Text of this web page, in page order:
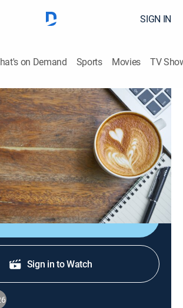
SIGN IN
on Demand Sports Movies TV
| Sabor de mañana
Community, Entertainment, Variety|
lo que va a pasar en Despierta
y La Flaca y Primer Impacto.
Shop DIRECTV
Sign in to Watch